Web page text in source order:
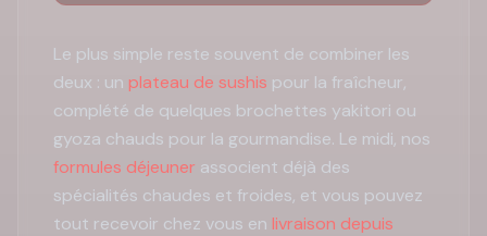
Le plus simple reste souvent de combiner les
deux : un plateau de sushis pour la fraîcheur,
complété de quelques brochettes yakitori ou
gyoza chauds pour la gourmandise. Le midi, nos
formules déjeuner associent déjà des
spécialités chaudes et froides, et vous pouvez
tout recevoir chez vous en livraison depuis